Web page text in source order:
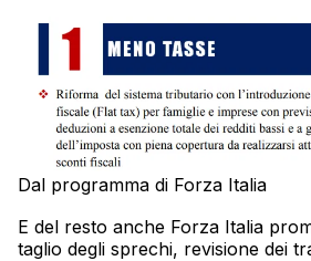
Dal programma di Forza Italia
E del resto anche Forza Italia
taglio degli sprechi, revisione dei